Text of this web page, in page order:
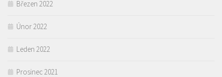
Březen 2022
Únor 2022
Leden 2022
Prosinec 2021